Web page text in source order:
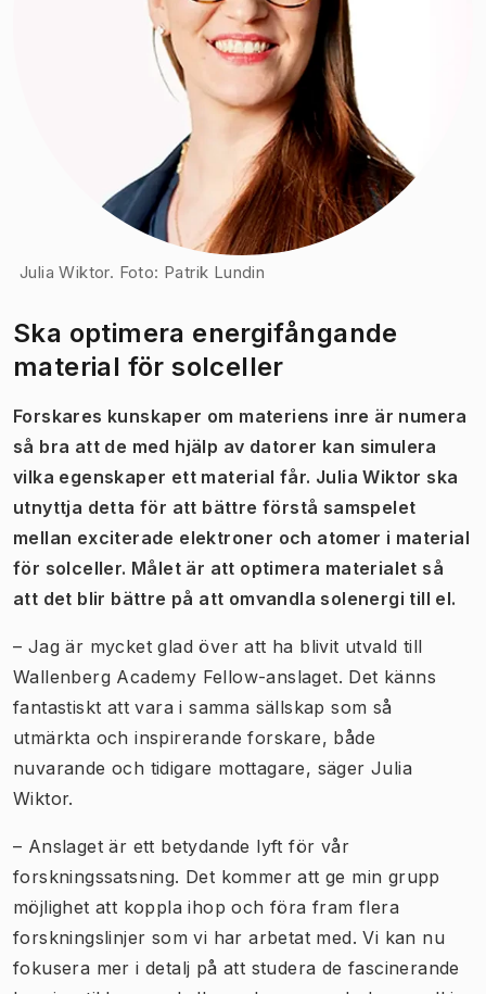
Julia Wiktor. Foto: Patrik Lundin
Ska optimera energifångande
material för solceller
Forskares kunskaper om materiens inre är numera
så bra att de med hjälp av datorer kan simulera
vilka egenskaper ett material får. Julia Wiktor ska
utnyttja detta för att bättre förstå samspelet
mellan exciterade elektroner och atomer i material
för solceller. Målet är att optimera materialet så
att det blir bättre på att omvandla solenergi till el.
– Jag är mycket glad över att ha blivit utvald till
Wallenberg Academy Fellow-anslaget. Det känns
fantastiskt att vara i samma sällskap som så
utmärkta och inspirerande forskare, både
nuvarande och tidigare mottagare, säger Julia
Wiktor.
– Anslaget är ett betydande lyft för vår
forskningssatsning. Det kommer att ge min grupp
möjlighet att koppla ihop och föra fram flera
forskningslinjer som vi har arbetat med. Vi kan nu
fokusera mer i detalj på att studera de fascinerande